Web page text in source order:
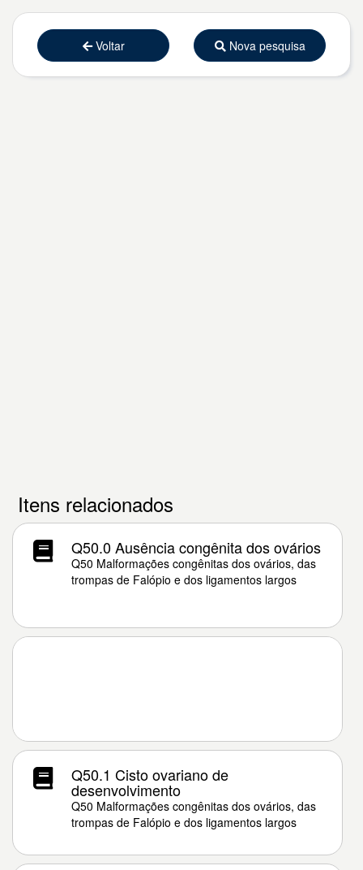
Voltar Nova pesquisa
Itens relacionados
Q50.0 Ausência congênita dos ovários
Q50 Malformações congênitas dos ovários, das
trompas de Falópio e dos ligamentos largos
Q50.1 Cisto ovariano de
desenvolvimento
Q50 Malformações congênitas dos ovários, das
trompas de Falópio e dos ligamentos largos